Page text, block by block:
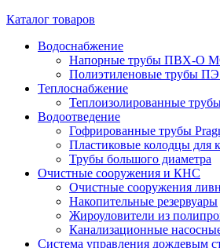
Каталог товаров
Водоснабжение
Напорные трубы ПВХ-О
Полиэтиленовые трубы
Теплоснабжение
Теплоизолированные
Водоотведение
Гофрированные трубы
Пластиковые колодцы для
Трубы большого диаметра
Очистные сооружения и КНС
Очистные сооружения
Накопительные резервуары
Жироуловители из
Канализационные
Система управления дождевым